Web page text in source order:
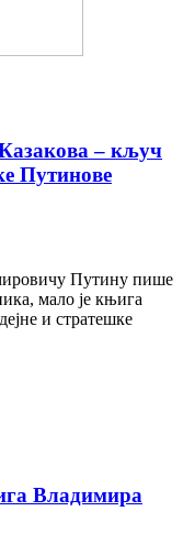
– кључ
Путинове
Путину пише
мало је књига
и стратешке
Владимира